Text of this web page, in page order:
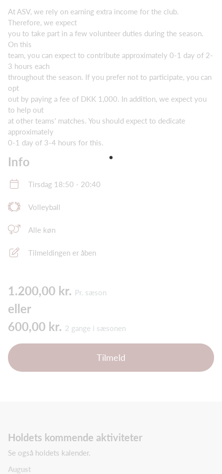
At ASV, we rely on earning extra income for the club.
Therefore, we expect
you to take part in a few volunteer duties during the season.
On this
team, you can expect to contribute approximately 0-1 day of 2-
3 hours each
throughout the season. If you prefer not to participate, you can
opt
out by paying a fee of DKK 1,000. In addition, we expect you
to help out
at other teams' matches. You should expect to dedicate
approximately
0-1 day of 3-4 hours for this.
Info
Tirsdag 18:50 - 20:40
Volleyball
Alle køn
Tilmeldingen er åben
1.200,00 kr. Pr. sæson
eller
600,00 kr. 2 gange i sæsonen
Tilmeld
Holdets kommende aktiviteter
Se også holdets kalender.
August